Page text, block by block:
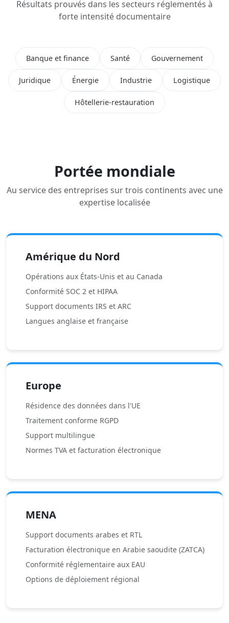
Résultats prouvés dans les secteurs réglementés à
forte intensité documentaire
Banque et finance Santé Gouvernement
Juridique Énergie Industrie Logistique
Hôtellerie-restauration
Portée mondiale
Au service des entreprises sur trois continents avec une
expertise localisée
Amérique du Nord
Opérations aux États-Unis et au Canada
Conformité SOC 2 et HIPAA
Support documents IRS et ARC
Langues anglaise et française
Europe
Résidence des données dans l'UE
Traitement conforme RGPD
Support multilingue
Normes TVA et facturation électronique
MENA
Support documents arabes et RTL
Facturation électronique en Arabie saoudite (ZATCA)
Conformité réglementaire aux EAU
Options de déploiement régional